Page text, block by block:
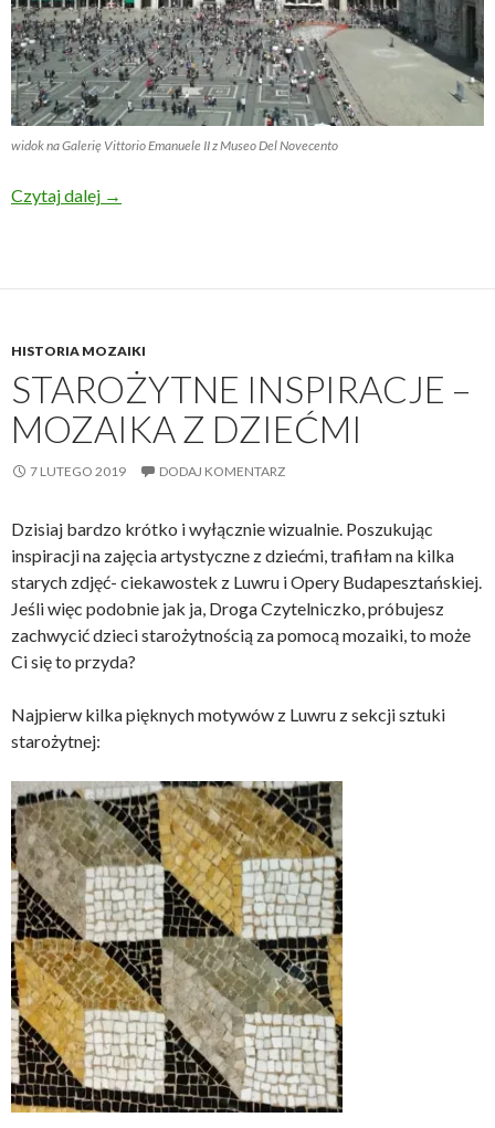
widok na Galerię Vittorio Emanuele II z Museo Del Novecento
Czytaj dalej Wiosna w Mediolanie
→
HISTORIA MOZAIKI
STAROŻYTNE INSPIRACJE –
MOZAIKA Z DZIEĆMI
7 LUTEGO 2019 DODAJ KOMENTARZ
Dzisiaj bardzo krótko i wyłącznie wizualnie. Poszukując
inspiracji na zajęcia artystyczne z dziećmi, trafiłam na kilka
starych zdjęć- ciekawostek z Luwru i Opery Budapesztańskiej.
Jeśli więc podobnie jak ja, Droga Czytelniczko, próbujesz
zachwycić dzieci starożytnością za pomocą mozaiki, to może
Ci się to przyda?
Najpierw kilka pięknych motywów z Luwru z sekcji sztuki
starożytnej: